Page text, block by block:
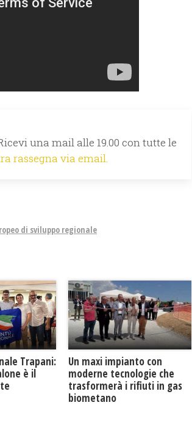
una mail alle 19.00 con tutte le
rassegna via email.
di sviluppo regionale
Trapani:
è il
Un maxi impianto con
moderne tecnologie che
trasformerà i rifiuti in gas
biometano